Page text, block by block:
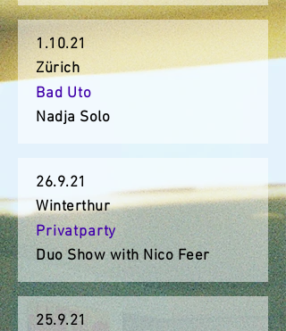
1.10.21
Zürich
Bad Uto
Nadja Solo
26.9.21
Winterthur
Privatparty
Duo Show with Nico Feer
25.9.21